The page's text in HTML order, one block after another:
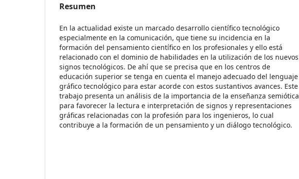
Resumen
En la actualidad existe un marcado desarrollo científico tecnológico
especialmente en la comunicación, que tiene su incidencia en la
formación del pensamiento científico en los profesionales y ello está
relacionado con el dominio de habilidades en la utilización de los nuevos
signos tecnológicos. De ahí que se precisa que en los centros de
educación superior se tenga en cuenta el manejo adecuado del lenguaje
gráfico tecnológico para estar acorde con estos sustantivos avances. Este
trabajo presenta un análisis de la importancia de la enseñanza semiótica
para favorecer la lectura e interpretación de signos y representaciones
gráficas relacionadas con la profesión para los ingenieros, lo cual
contribuye a la formación de un pensamiento y un diálogo tecnológico.